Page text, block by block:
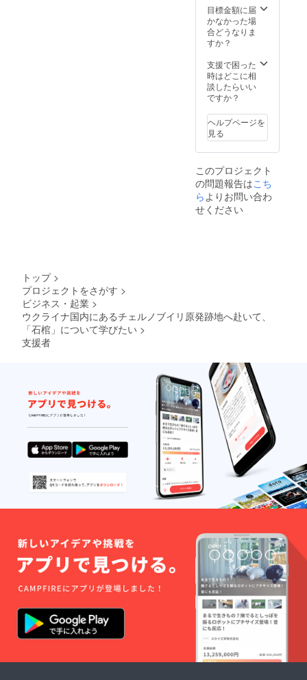
料コン
テンツ
による
が、何
れも大
変充実
をした
す。 こ
の国日
本での
起業
気で考
えてお
られる
みなさ
んに
る構成
自身が
過去
に、悪
質な
SEO対
策サー
ビス事
業者に
引っ掛
かって
38万円
もの大
金を横
領され
まえ
た、簡
単に安
価で可
能な
SEO対
策のや
り方。
現在ま
行われ
してひ
けを取
らな
い、独
容の充
実性が
ありま
す。 な
こちら
の追加
分のリ
ターン
以下の
ような
タイト
ル名
で、借
きまし
た。 ⇩
破産の
際に、
自動車
ローン
が残っ
ている
状態の
まま
で、車
を残す
方法】
商品
ジャン
ル：有
コンテ
ンツ
（note
） 原価
税込5千
円を
⇒ リ
ターン
として
円」で
提供を
させて
目標金額に届
かなかった場
合どうなりま
すか？
支援で困った
時はどこに相
談したらいい
ですか？
ヘルプページを
見る
このプロジェクト
の問題報告はこち
ら よりお問い合わ
せください
トップ >
プロジェクトをさがす >
ビジネス・起業 >
ウクライナ国内にあるチェルノブイリ原発跡地へ赴いて、
「石棺」について学びたい >
支援者